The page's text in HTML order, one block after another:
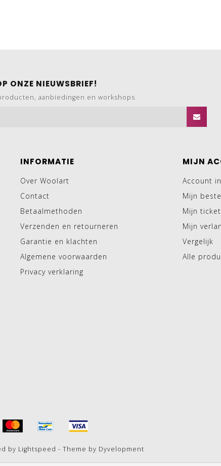
ONZE NIEUWSBRIEF!
aanbiedingen en workshops
INFORMATIE
Over Woolart
Contact
Betaalmethoden
Verzenden en retourneren
Garantie en klachten
Algemene voorwaarden
Privacy verklaring
MIJN
Account
Mijn
Mijn
Mijn
Vergelijk
Alle
by Lightspeed - Theme by Dyvelopment